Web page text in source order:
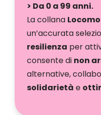
> Da 0 a 99 anni.
La collana
un’accurata
resilienza per
consente di non
alternative,
solidarietà e